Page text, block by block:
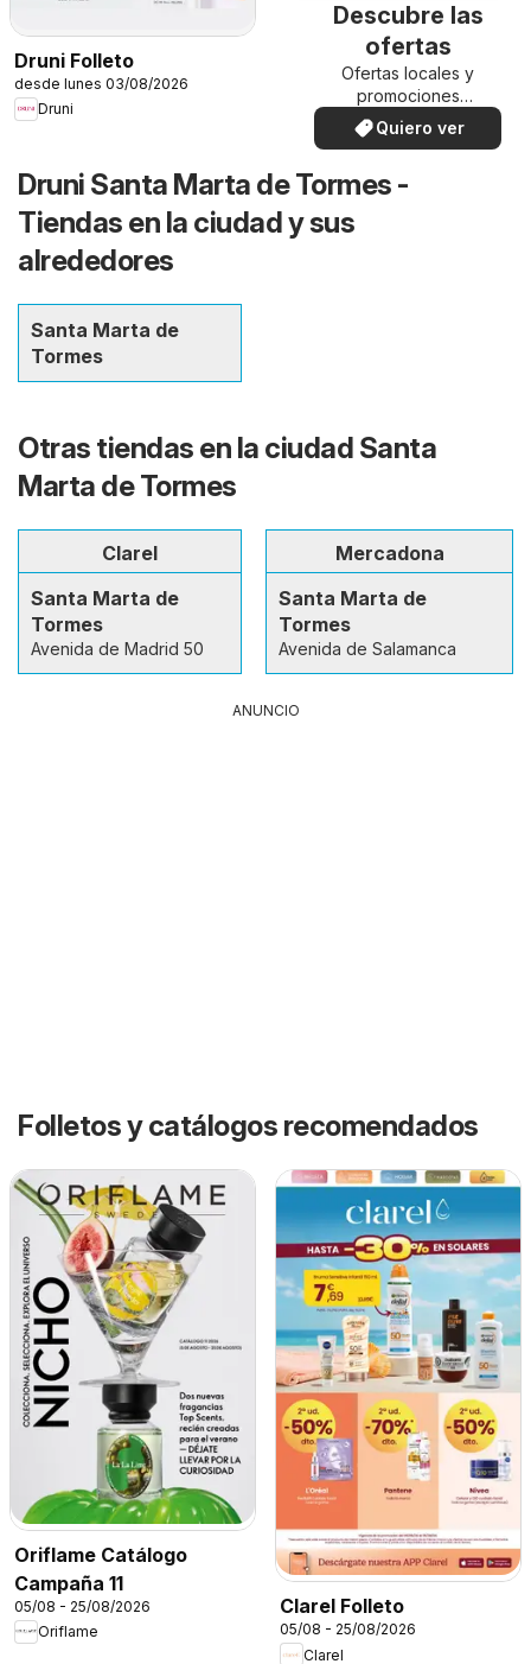
Druni Folleto
desde lunes 03/08/2026
Druni
Descubre las
ofertas
Ofertas locales y
promociones
especiales.
Quiero ver
Druni Santa Marta de Tormes -
Tiendas en la ciudad y sus
alrededores
Santa Marta de
Tormes
Otras tiendas en la ciudad Santa
Marta de Tormes
Clarel
Santa Marta de
Tormes
Avenida de Madrid 50
Mercadona
Santa Marta de
Tormes
Avenida de Salamanca
ANUNCIO
Folletos y catálogos recomendados
Oriflame Catálogo
Campaña 11
05/08 - 25/08/2026
Oriflame
Clarel Folleto
05/08 - 25/08/2026
Clarel